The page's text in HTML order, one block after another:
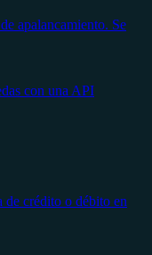
apalancamiento. Se
con una API
de crédito o débito en